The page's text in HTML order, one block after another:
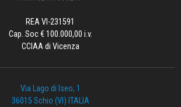
REA VI-231591
Cap. Soc € 100.000,00 i.v.
CCIAA di Vicenza
Via Lago di Iseo, 1
36015 Schio (VI) ITALIA